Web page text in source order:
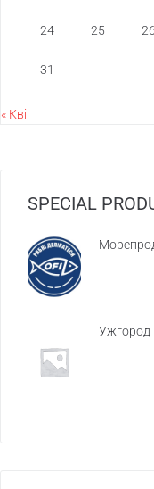
24 25 26
31
« Кві
SPECIAL
Ужгород